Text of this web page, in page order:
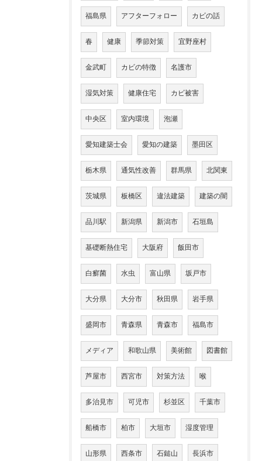
福島県 アフターフォロー カビの話
春 健康 季節対策 宜野座村
金武町 カビの特徴 名護市
湿気対策 健康住宅 カビ被害
中央区 室内環境 泡瀬
愛知建築士会 愛知の建築 墨田区
栃木県 通気性改善 群馬県 北関東
茨城県 板橋区 違法建築 建築の闇
品川駅 新潟県 新潟市 石垣島
基礎断熱住宅 大阪府 飯田市
白癬菌 水虫 富山県 坂戸市
大分県 大分市 秋田県 岩手県
盛岡市 青森県 青森市 福島市
メディア 和歌山県 美術館 図書館
芦屋市 西宮市 対策方法 喉
多治見市 可児市 杉並区 千葉市
船橋市 柏市 大垣市 湿度管理
山形県 西条市 石鎚山 長浜市